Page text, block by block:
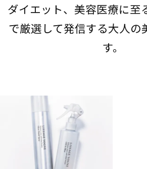
ダイエット、美容医療に至
で厳選して発信する大人の
す。